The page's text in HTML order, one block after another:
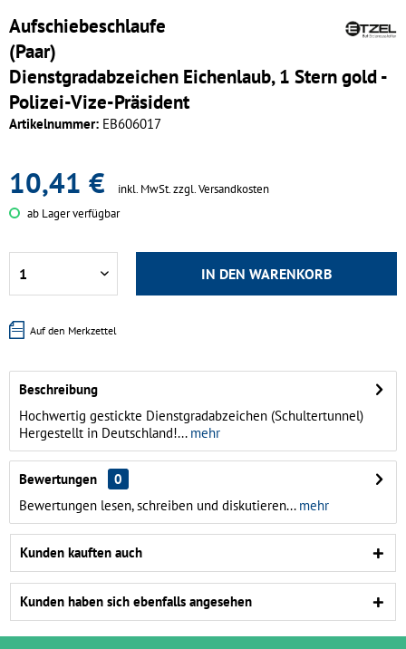
Aufschiebeschlaufe
(Paar)
Dienstgradabzeichen Eichenlaub, 1 Stern gold -
Polizei-Vize-Präsident
Artikelnummer: EB606017
10,41 € inkl. MwSt.zzgl. Versandkosten
ab Lager verfügbar
IN DEN WARENKORB
Auf den Merkzettel
Beschreibung
Hochwertig gestickte Dienstgradabzeichen (Schultertunnel)
Hergestellt in Deutschland!...mehr
Bewertungen
0
Bewertungen lesen, schreiben und diskutieren...mehr
Kunden kauften auch
Kunden haben sich ebenfalls angesehen